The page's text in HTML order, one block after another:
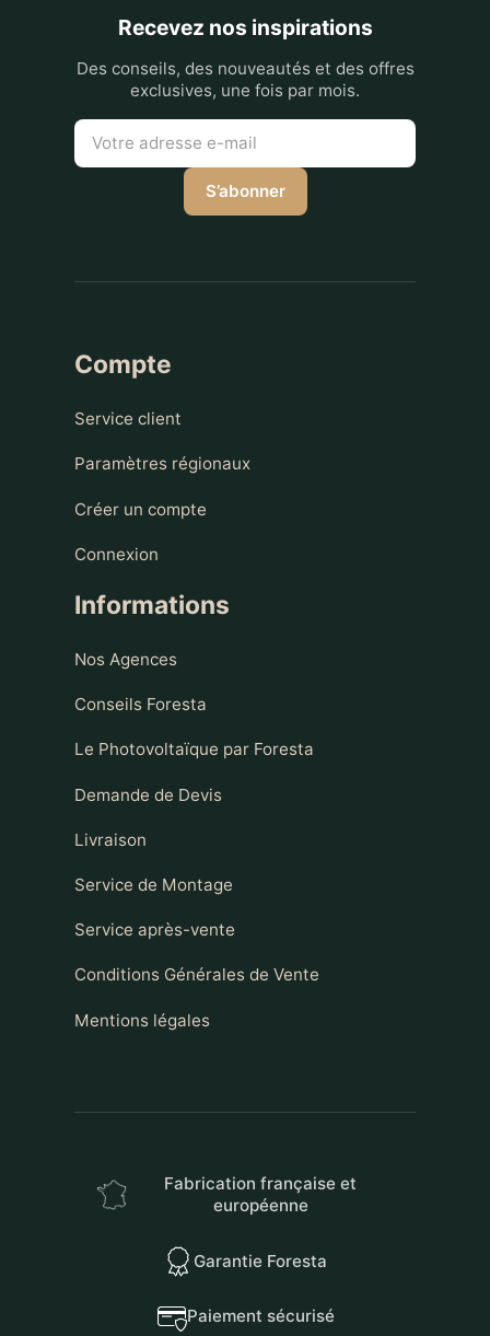
Recevez nos inspirations
Des conseils, des nouveautés et des offres
exclusives, une fois par mois.
S’abonner
Compte
Service client
Paramètres régionaux
Créer un compte
Connexion
Informations
Nos Agences
Conseils Foresta
Le Photovoltaïque par Foresta
Demande de Devis
Livraison
Service de Montage
Service après-vente
Conditions Générales de Vente
Mentions légales
Fabrication française et
européenne
Garantie Foresta
Paiement sécurisé